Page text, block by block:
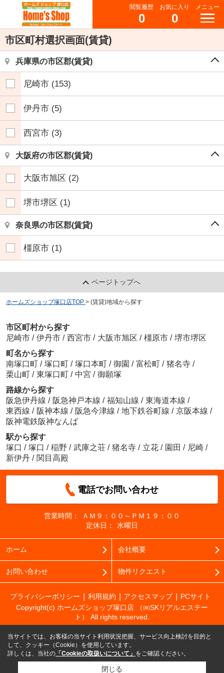
閲覧履歴
0
お気に入り
0
メニュー
市区町村選択画面(賃貸)
兵庫県の市区郡(賃貸)
尼崎市 (153)
伊丹市 (5)
西宮市 (3)
大阪府の市区郡(賃貸)
大阪市旭区 (2)
堺市堺区 (1)
奈良県の市区郡(賃貸)
橿原市 (1)
ページトップへ
ホームズショップ塚口店TOP > (賃貸)地域から探す
市区町村から探す
尼崎市 / 伊丹市 / 西宮市 / 大阪市旭区 / 橿原市 / 堺市堺区
町名から探す
南塚口町 / 塚口町 / 塚口本町 / 御園 / 富松町 / 猪名寺 /
栗山町 / 東塚口町 / 中宮 / 御願塚
路線から探す
阪急伊丹線 / 阪急神戸本線 / 福知山線 / 東海道本線 /
東西線 / 阪神本線 / 阪急今津線 / 地下鉄谷町線 / 京阪本線 /
阪神電鉄阪神なんば
駅から探す
塚口 / 塚口 / 稲野 / 武庫之荘 / 猪名寺 / 立花 / 園田 / 尼崎 /
新伊丹 / 関目高殿
電話でお問い合わせ
営業時間：
ＡＭ９：００～ＰＭ１９：００
定休日：
水曜日
ホーム 会社概要
お問い合わせ 物件リクエスト
プライバシーポリシー 利用規約 アクセスマップ
PCサイト
Copyright(c) ホームズショップ塚口店 （㈱SKリアルエステー
ト） All rights reserved.
当サイトでは、お客様の当サイト利用状況把握、サービス向上検討を目的と
して、クッキー（Cookie）を使用しています。
詳しくは、当社の 「Cookieの取扱いについて」 をご確認ください。
閉じる